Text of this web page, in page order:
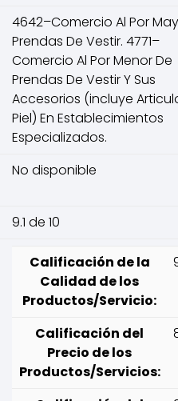
4642–Comercio Al Por
Prendas De Vestir. 4771–
Comercio Al Por Menor De
Prendas De Vestir Y Sus
Accesorios (incluye
Piel) En Establecimientos
Especializados.
No disponible
9.1 de 10
Calificación de la
Calidad de los
Productos/Servicio:
Calificación del
Precio de los
Productos/Servicios: